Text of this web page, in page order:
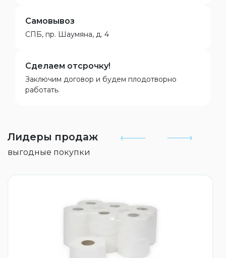
Самовывоз
СПБ, пр. Шаумяна, д. 4
Сделаем отсрочку!
Заключим договор и будем плодотворно
работать.
Лидеры продаж
выгодные покупки